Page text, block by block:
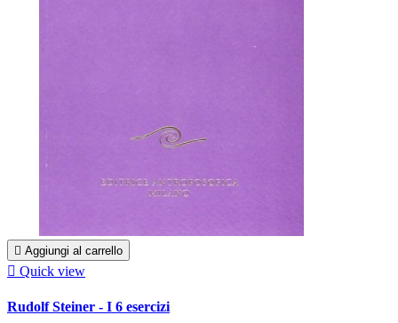
 Aggiungi al carrello
 Quick view
Rudolf Steiner - I 6 esercizi